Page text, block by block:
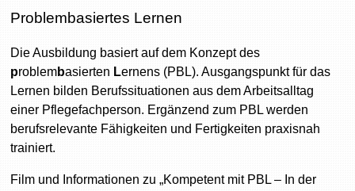
Problembasiertes Lernen
Die Ausbildung basiert auf dem Konzept des
problembasierten Lernens (PBL). Ausgangspunkt für das
Lernen bilden Berufssituationen aus dem Arbeitsalltag
einer Pflegefachperson. Ergänzend zum PBL werden
berufsrelevante Fähigkeiten und Fertigkeiten praxisnah
trainiert.
Film und Informationen zu „Kompetent mit PBL – In der